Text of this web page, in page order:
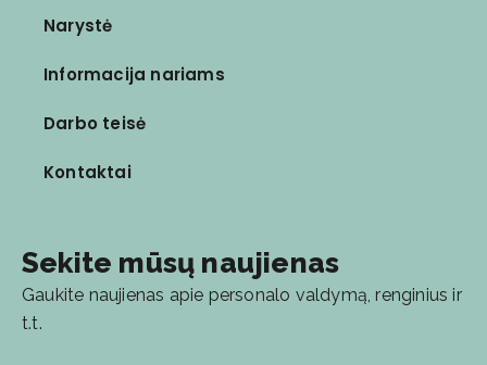
Narystė
Informacija nariams
Darbo teisė
Kontaktai
Sekite mūsų naujienas
Gaukite naujienas apie personalo valdymą, renginius ir
t.t.